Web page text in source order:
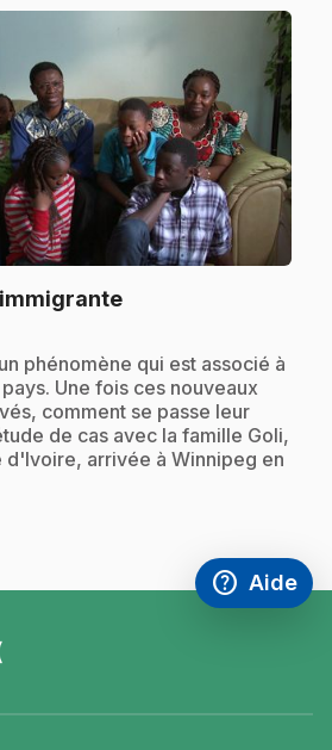
.
phénomène qui est associé à
Une fois ces nouveaux
comment se passe leur
de cas avec la famille Goli,
arrivée à Winnipeg en
help
Accéder à
Aide
,Ce lien